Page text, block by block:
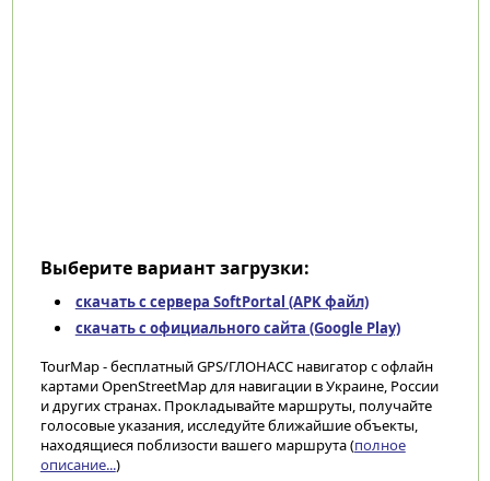
Выберите вариант загрузки:
скачать с сервера SoftPortal (APK файл)
скачать с официального сайта (Google Play)
TourMap - бесплатный GPS/ГЛОНАСС навигатор с офлайн
картами OpenStreetMap для навигации в Украине, России
и других странах. Прокладывайте маршруты, получайте
голосовые указания, исследуйте ближайшие объекты,
находящиеся поблизости вашего маршрута (полное
описание...)